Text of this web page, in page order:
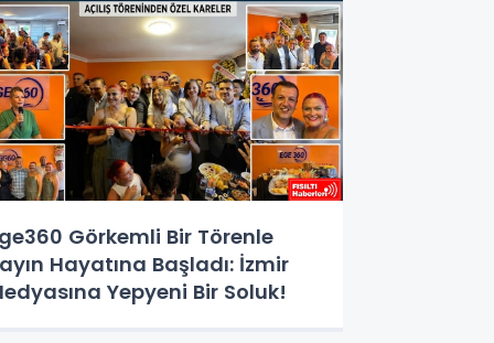
Görkemli Bir Törenle
Hayatına Başladı: İzmir
Yepyeni Bir Soluk!